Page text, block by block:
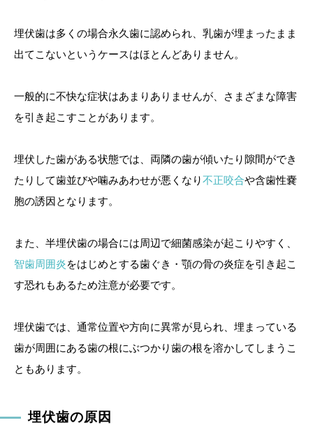
埋伏歯は多くの場合永久歯に認められ、乳歯が埋まったまま
出てこないというケースはほとんどありません。
一般的に不快な症状はあまりありませんが、さまざまな障害
を引き起こすことがあります。
埋伏した歯がある状態では、両隣の歯が傾いたり隙間ができ
たりして歯並びや噛みあわせが悪くなり不正咬合や含歯性嚢
胞の誘因となります。
また、半埋伏歯の場合には周辺で細菌感染が起こりやすく、
智歯周囲炎をはじめとする歯ぐき・顎の骨の炎症を引き起こ
す恐れもあるため注意が必要です。
埋伏歯では、通常位置や方向に異常が見られ、埋まっている
歯が周囲にある歯の根にぶつかり歯の根を溶かしてしまうこ
ともあります。
埋伏歯の原因